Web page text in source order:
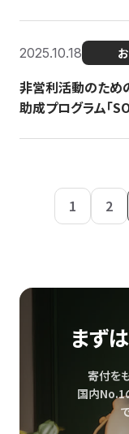
2025.10.18
非営利活動のため
助成プログラム「
1 2
まず
寄付を
国内No.1